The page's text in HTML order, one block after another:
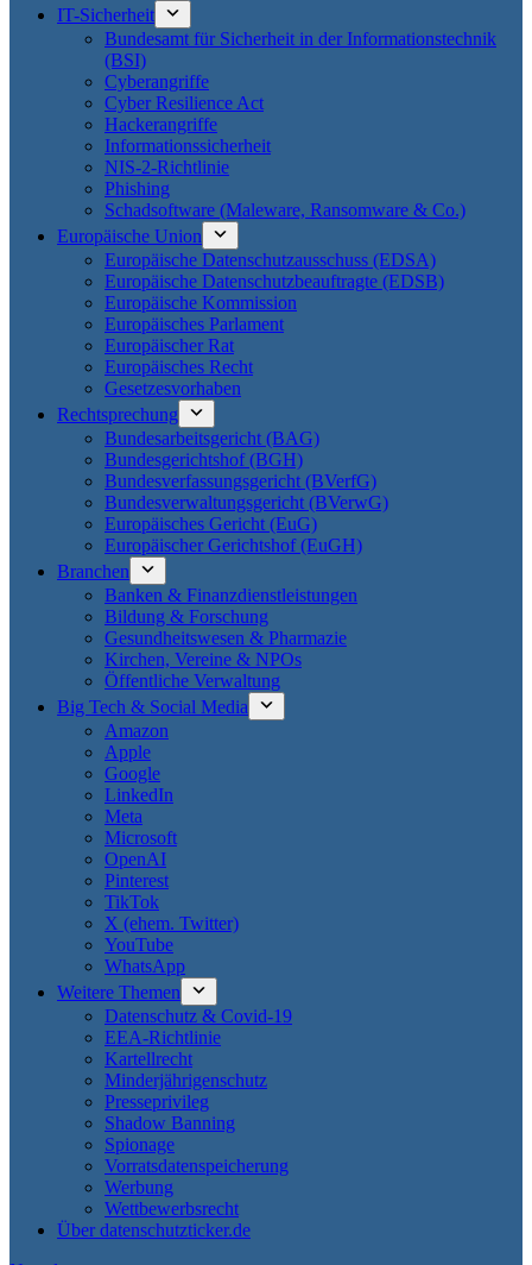
IT-Sicherheit
Bundesamt für Sicherheit in der Informationstechnik
(BSI)
Cyberangriffe
Cyber Resilience Act
Hackerangriffe
Informationssicherheit
NIS-2-Richtlinie
Phishing
Schadsoftware (Maleware, Ransomware & Co.)
Europäische Union
Europäische Datenschutzausschuss (EDSA)
Europäische Datenschutzbeauftragte (EDSB)
Europäische Kommission
Europäisches Parlament
Europäischer Rat
Europäisches Recht
Gesetzesvorhaben
Rechtsprechung
Bundesarbeitsgericht (BAG)
Bundesgerichtshof (BGH)
Bundesverfassungsgericht (BVerfG)
Bundesverwaltungsgericht (BVerwG)
Europäisches Gericht (EuG)
Europäischer Gerichtshof (EuGH)
Branchen
Banken & Finanzdienstleistungen
Bildung & Forschung
Gesundheitswesen & Pharmazie
Kirchen, Vereine & NPOs
Öffentliche Verwaltung
Big Tech & Social Media
Amazon
Apple
Google
LinkedIn
Meta
Microsoft
OpenAI
Pinterest
TikTok
X (ehem. Twitter)
YouTube
WhatsApp
Weitere Themen
Datenschutz & Covid-19
EEA-Richtlinie
Kartellrecht
Minderjährigenschutz
Presseprivileg
Shadow Banning
Spionage
Vorratsdatenspeicherung
Werbung
Wettbewerbsrecht
Über datenschutzticker.de